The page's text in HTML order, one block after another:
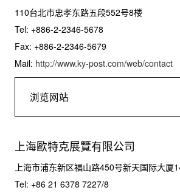
110台北市忠孝东路五段552号8楼
Tel: +886-2-2346-5678
Fax: +886-2-2346-5679
Mail: http://www.ky-post.com/web/contact
浏览网站
上海歐特克展覽有限公司
上海市浦东新区福山路450号新天国际大厦
Tel: +86 21 6378 7227/8